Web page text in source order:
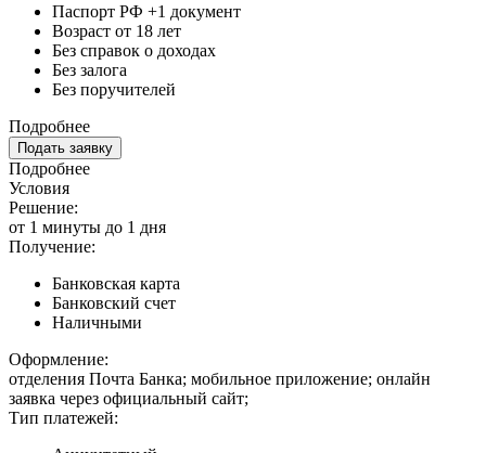
Паспорт РФ +1 документ
Возраст от 18 лет
Без справок о доходах
Без залога
Без поручителей
Подробнее
Подать заявку
Подробнее
Условия
Решение:
от 1 минуты до 1 дня
Получение:
Банковская карта
Банковский счет
Наличными
Оформление:
отделения Почта Банка; мобильное приложение; онлайн
заявка через официальный сайт;
Тип платежей: